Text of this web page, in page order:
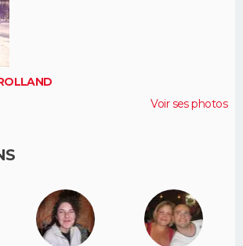
Voir ses photos